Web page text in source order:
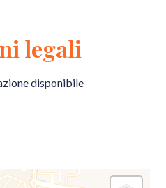
legali
disponibile